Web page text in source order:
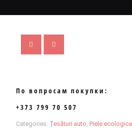
По вопросам покупки:
+373 799 70 507
Categories: Țesături auto, Piele ecologica